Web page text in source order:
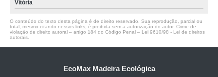
Vitória
O conteúdo do texto desta página é de direito reservado. Sua reprodução, parcial ou
total, mesmo citando nossos links, é proibida sem a autorização do autor. Crime de
violação de direito autoral – artigo 184 do Código Penal – Lei 9610/98 - Lei de direitos
autorais
EcoMax Madeira Ecológica